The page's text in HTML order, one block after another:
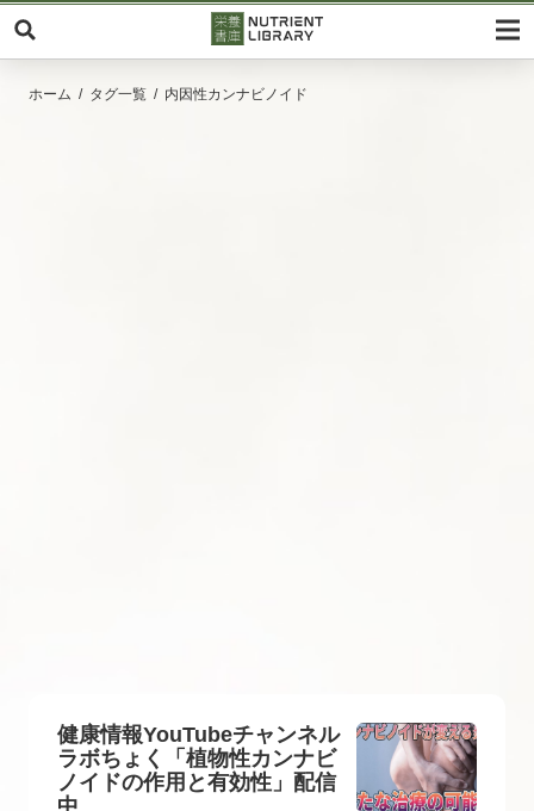
ホーム タグ一覧 内因性カンナビノイド
健康情報YouTubeチャンネル
ラボちょく「植物性カンナビ
ノイドの作用と有効性」配信
中